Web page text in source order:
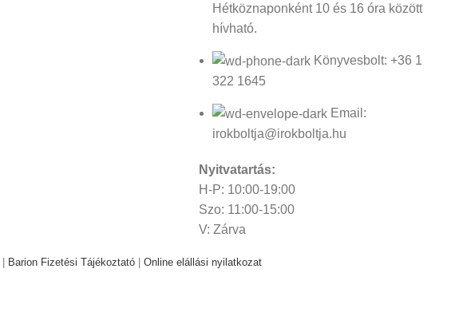
Hétköznaponként 10 és 16 óra között
hívható.
Könyvesbolt: +36 1
322 1645
Email:
irokboltja@irokboltja.hu
Nyitvatartás:
H-P: 10:00-19:00
Szo: 11:00-15:00
V: Zárva
Barion Fizetési Tájékoztató Online elállási nyilatkozat